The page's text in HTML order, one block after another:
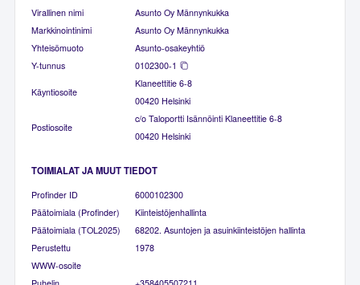
Virallinen nimi
Asunto Oy Männynkukka
Markkinointinimi
Asunto Oy Männynkukka
Yhteisömuoto
Asunto-osakeyhtiö
Y-tunnus
0102300-1
Käyntiosoite
Klaneettitie 6-8
00420 Helsinki
Postiosoite
c/o Taloportti Isännöinti Klaneettitie 6-8
00420 Helsinki
TOIMIALAT JA MUUT TIEDOT
Profinder ID
6000102300
Päätoimiala (Profinder)
Kiinteistöjenhallinta
Päätoimiala (TOL2025)
68202. Asuntojen ja asuinkiinteistöjen hallinta
Perustettu
1978
WWW-osoite